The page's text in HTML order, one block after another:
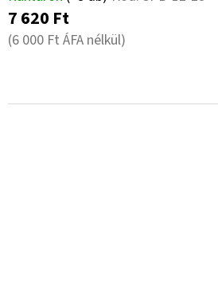
7 620 Ft
(6 000 Ft ÁFA nélkül)